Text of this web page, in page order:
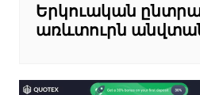
Երկուական
առևտուրն